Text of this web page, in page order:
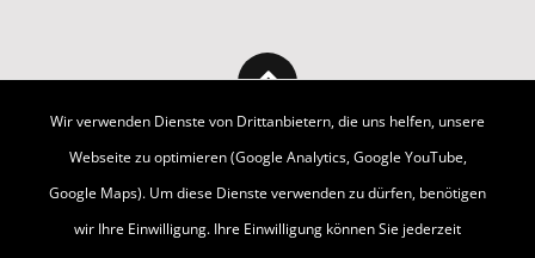
Wir verwenden Dienste von Drittanbietern, die uns helfen, unsere
Webseite zu optimieren (Google Analytics, Google YouTube,
Google Maps). Um diese Dienste verwenden zu dürfen, benötigen
wir Ihre Einwilligung. Ihre Einwilligung können Sie jederzeit